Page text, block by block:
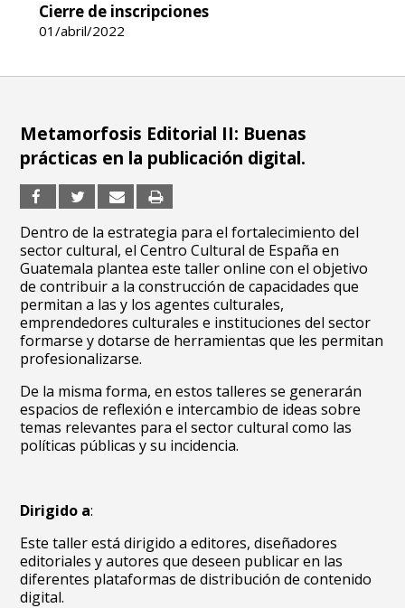
Cierre de inscripciones
01/abril/2022
Metamorfosis Editorial II: Buenas
prácticas en la publicación digital.
Dentro de la estrategia para el fortalecimiento del
sector cultural, el Centro Cultural de España en
Guatemala plantea este taller online con el objetivo
de contribuir a la construcción de capacidades que
permitan a las y los agentes culturales,
emprendedores culturales e instituciones del sector
formarse y dotarse de herramientas que les permitan
profesionalizarse.
De la misma forma, en estos talleres se generarán
espacios de reflexión e intercambio de ideas sobre
temas relevantes para el sector cultural como las
políticas públicas y su incidencia.
Dirigido a:
Este taller está dirigido a editores, diseñadores
editoriales y autores que deseen publicar en las
diferentes plataformas de distribución de contenido
digital.